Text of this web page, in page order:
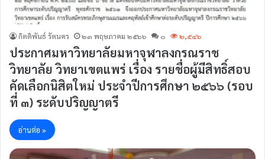
กิตติพันธ์ รัตนคร ๒๓ พฤษภาคม ๒๕๖๖ ๐ ๒,๕๔๖
ประกาศมหาวิทยาลัยมหาจุฬาลงกรณราช
วิทยาลัย วิทยาเขตแพร่ เรื่อง รายชื่อผู้มีสิทธิ์สอบ
คัดเลือกนิสิตใหม่ ประจำปีการศึกษา ๒๕๖๖ (รอบ
ที่ ๓) ระดับปริญญาตรี
อ่านต่อ »